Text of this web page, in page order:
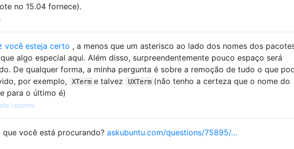
no 15.04 fornece).
você esteja certo , a menos que um asterisco ao lado dos nomes dos
algo especial aqui. Além disso, surpreendentemente pouco espaço será
De qualquer forma, a minha pergunta é sobre a remoção de tudo o que
por exemplo,
XTerm e talvez UXTerm (não tenho a certeza que o nome do
para o último é)
Leschov
que você está procurando? askubuntu.com/questions/75895/…